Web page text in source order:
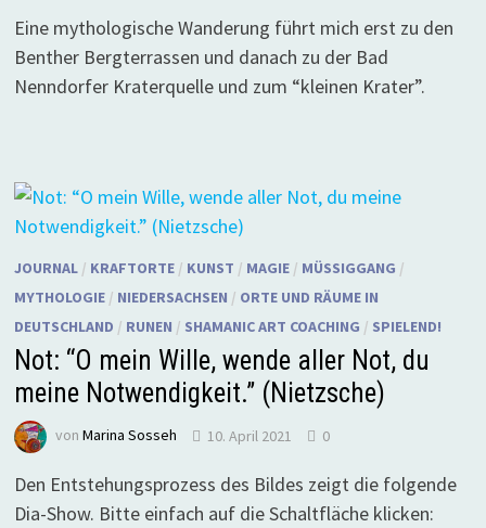
Eine mythologische Wanderung führt mich erst zu den
Benther Bergterrassen und danach zu der Bad
Nenndorfer Kraterquelle und zum “kleinen Krater”.
JOURNAL/ KRAFTORTE/ KUNST / MAGIE/ MÜSSIGGANG
/
MYTHOLOGIE/ NIEDERSACHSEN / ORTE UND RÄUME IN
DEUTSCHLAND / RUNEN / SHAMANIC ART COACHING / SPIELEND!
Not: “O mein Wille, wende aller Not, du
meine Notwendigkeit.” (Nietzsche)
von Marina Sosseh 10. April 2021 0
Den Entstehungsprozess des Bildes zeigt die folgende
Dia-Show. Bitte einfach auf die Schaltfläche klicken: